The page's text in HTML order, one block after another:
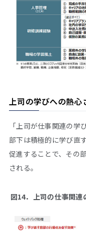
上司の学びへの熱心
「上司が仕事関連の
部下は積極的に学び直
促進することで、その
される。
図14．上司の仕事関